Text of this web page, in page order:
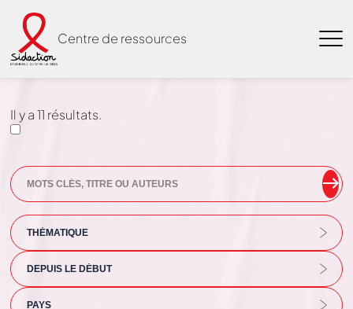
Centre de ressources
Il y a11 résultats.